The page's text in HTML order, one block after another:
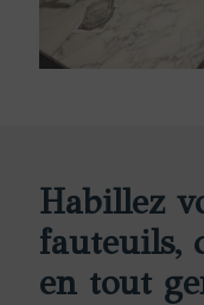
Habillez
fauteuils,
en tout